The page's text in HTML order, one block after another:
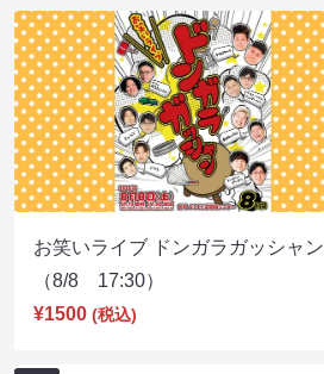
お笑いライブ ドンガラガッシャン
（8/8 17:30）
¥1500 (税込)